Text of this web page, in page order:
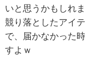
いと思うかもしれま
競り落としたアイ
で、届かなかった
すよｗ